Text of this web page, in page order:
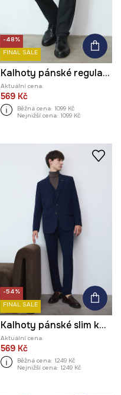
-48%
FINAL SALE
Kalhoty pánské regular, s jemným vzorem
Aktuální cena:
569 Kč
Běžná cena: 1099 Kč
Nejnižší cena: 1099 Kč
-54%
FINAL SALE
Kalhoty pánské slim károvaný vzor
Aktuální cena:
569 Kč
Běžná cena: 1249 Kč
Nejnižší cena: 1249 Kč